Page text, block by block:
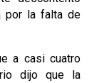
por la falta de
a casi cuatro
dijo que la